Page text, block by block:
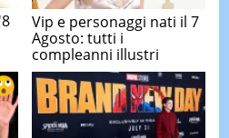
Vip e personaggi nati il 7
Agosto: tutti i
compleanni illustri